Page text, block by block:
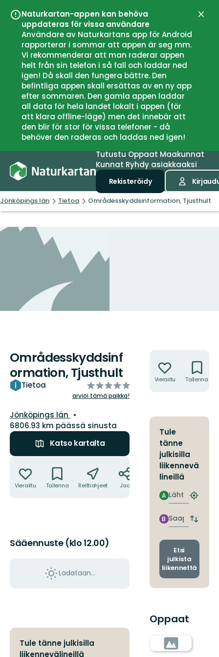
Naturkartan-appen kan behöva
uppdateras för vissa användare
Användare av Naturkartans app för Android
rapporterar i sommar att appen är seg mm.
Vi rekommenderar att man raderar appen
helt från sin telefon i så fall och laddar ned
igen! Då skall den fungera bättre. Den
befintliga appen skall ersättas av en ny app
efter sommaren. Den gamla appen laddar
all data för hela landet lokalt i appen (för
att klara offline-läge) men det innebär att
den blir för stor för vissa telefoner - då
behöver den raderas och laddas ned igen!
Sulje
TutustuOppaatMaakunnat
Kunnat Ryhdy asiakkaaksi
Rekisteröidy
Jönköpings län Tietoa Områdesskyddsinformation, Tjusthult
Områdesskyddsinf
ormation, Tjusthult
Tietoa
/5
tähteä
arvioi tämä paikka!
Kunta:
Jönköpings län
6806.93 km päässä sinusta
Katso kartalta
Vierailtu Tallenna Reittiohjeet Jaa
Sääennuste (klo 12.00)
Ladataan…
Tule tänne julkisilla
liikennevälineillä
Vierailtu Tallenna
Tule
tänne
julkisilla
liikennevä
lineillä
Lähtö
A
Etsi
pysäkki
Saapuminen
B
Vaihda
ja
Etsi
julkista
liikennettä
Oppaat